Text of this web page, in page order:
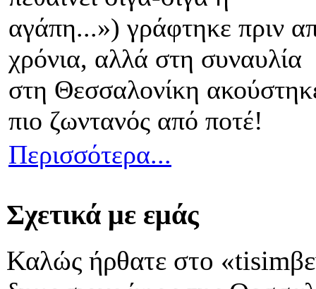
αγάπη...») γράφτηκε πριν
χρόνια, αλλά στη συναυλία
στη Θεσσαλονίκη
πιο ζωντανός από ποτέ!
Περισσότερα...
Σχετικά με εμάς
Καλώς ήρθατε στο